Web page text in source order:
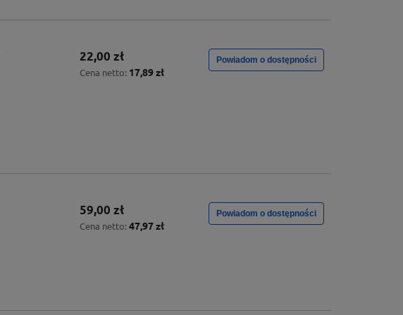
22,00 zł
Cena netto: 17,89 zł
Powiadom o dostępności
59,00 zł
Cena netto: 47,97 zł
Powiadom o dostępności